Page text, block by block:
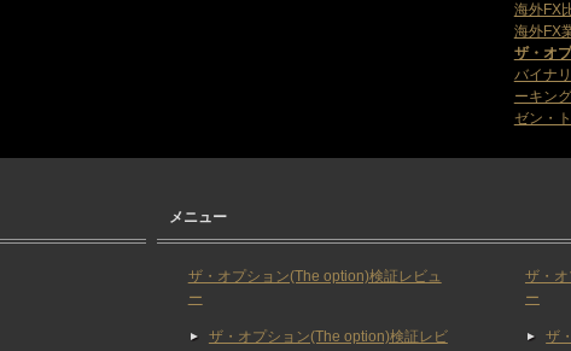
海外FX
海外FX
ザ・オ
バイナ
ーキン
ゼン・
メニュー
ザ・オプション(The option)検証レビュ
ー
ザ・オプション(The option)検証レビ
ザ・
ー
ザ